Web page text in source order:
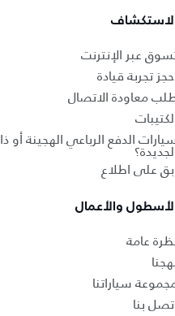
عبر الإنترنت
تجربة قيادة
معاودة الاتصال
الدفع الرباعي الهجينة أو
على اطلاع
والأعمال
عامة
سياراتنا
بنا